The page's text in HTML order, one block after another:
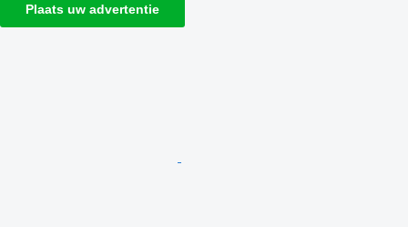
Plaats uw advertentie